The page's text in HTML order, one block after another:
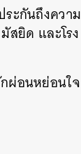
ระกันถึงความ
สยิด และโรง
ผ่อนหย่อนใจ